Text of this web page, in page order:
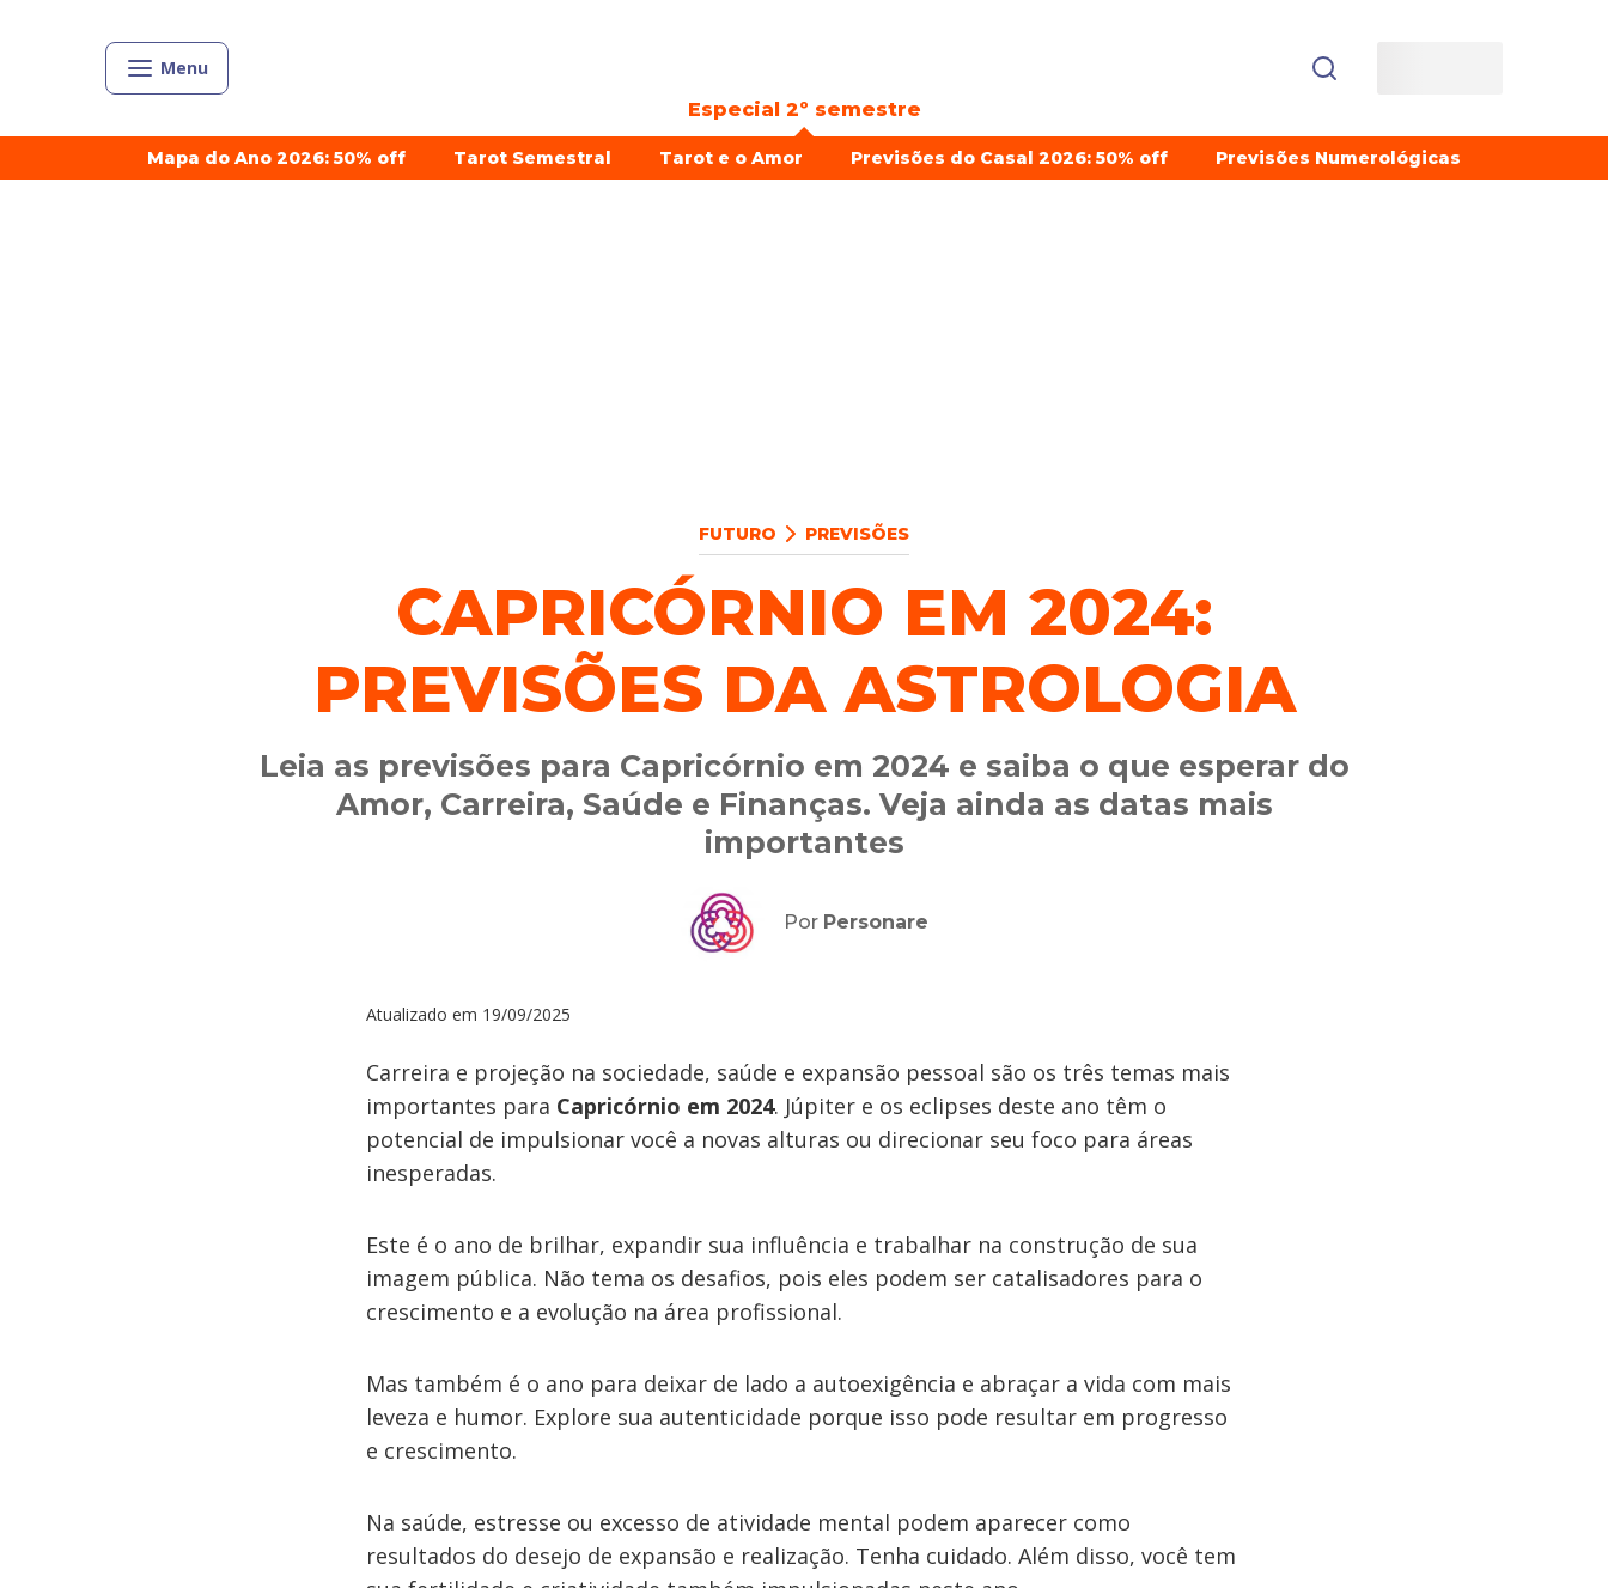
Menu
Especial 2º semestre
Mapa do Ano 2026: 50% off Tarot Semestral Tarot e o Amor Previsões do Casal 2026: 50% off Previsões Numerológicas
FUTURO PREVISÕES
CAPRICÓRNIO EM 2024:
PREVISÕES DA ASTROLOGIA
Leia as previsões para Capricórnio em 2024 e saiba o que esperar do
Amor, Carreira, Saúde e Finanças. Veja ainda as datas mais
importantes
Por Personare
Atualizado em 19/09/2025
Carreira e projeção na sociedade, saúde e expansão pessoal são os três temas mais
importantes para Capricórnio em 2024. Júpiter e os eclipses deste ano têm o
potencial de impulsionar você a novas alturas ou direcionar seu foco para áreas
inesperadas.
Este é o ano de brilhar, expandir sua influência e trabalhar na construção de sua
imagem pública. Não tema os desafios, pois eles podem ser catalisadores para o
crescimento e a evolução na área profissional.
Mas também é o ano para deixar de lado a autoexigência e abraçar a vida com mais
leveza e humor. Explore sua autenticidade porque isso pode resultar em progresso
e crescimento.
Na saúde, estresse ou excesso de atividade mental podem aparecer como
resultados do desejo de expansão e realização. Tenha cuidado. Além disso, você tem